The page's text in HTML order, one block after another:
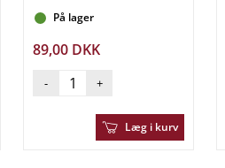
På lager
89,00 DKK
- +
Læg i kurv